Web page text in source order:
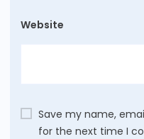
Website
Save my name,
for the next time I